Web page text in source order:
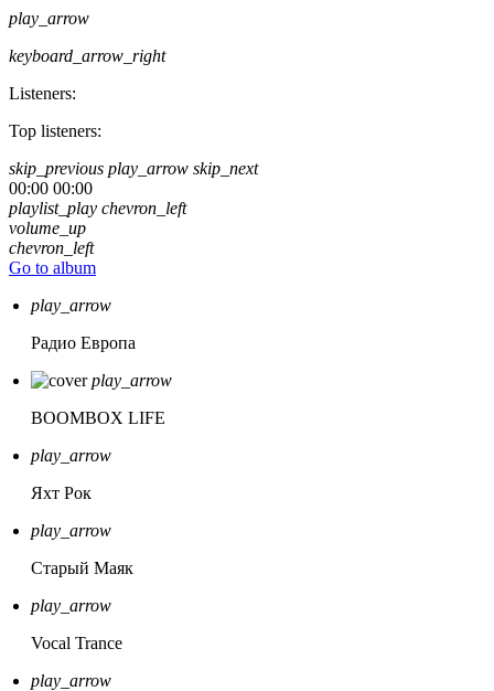
play_arrow
keyboard_arrow_right
Listeners:
Top listeners:
skip_previous play_arrow skip_next
00:00 00:00
playlist_play chevron_left
volume_up
chevron_left
Go to album
play_arrow
Радио Европа
play_arrow
BOOMBOX LIFE
play_arrow
Яхт Рок
play_arrow
Старый Маяк
play_arrow
Vocal Trance
play_arrow